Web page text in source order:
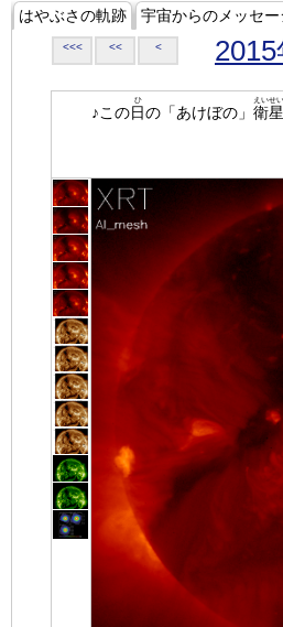
はやぶさの軌跡 宇宙からのメッセー
<<< << < 2015
♪この日
ひ
の「あけぼの」 衛星
えいせい